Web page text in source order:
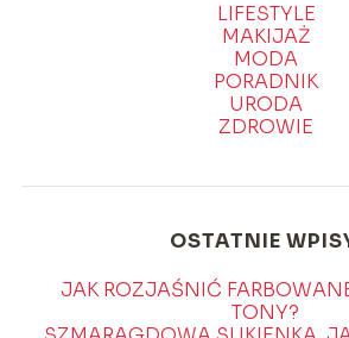
LIFESTYLE
MAKIJAŻ
MODA
PORADNIK
URODA
ZDROWIE
OSTATNIE
JAK ROZJAŚNIĆ
TONY?